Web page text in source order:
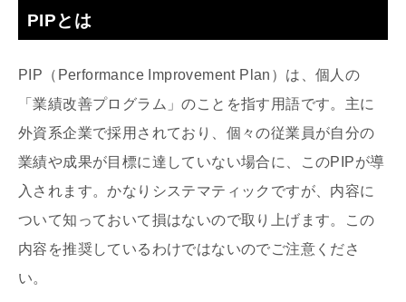
PIPとは
PIP（Performance Improvement Plan）は、個人の
「業績改善プログラム」のことを指す用語です。主に
外資系企業で採用されており、個々の従業員が自分の
業績や成果が目標に達していない場合に、このPIPが導
入されます。かなりシステマティックですが、内容に
ついて知っておいて損はないので取り上げます。この
内容を推奨しているわけではないのでご注意くださ
い。